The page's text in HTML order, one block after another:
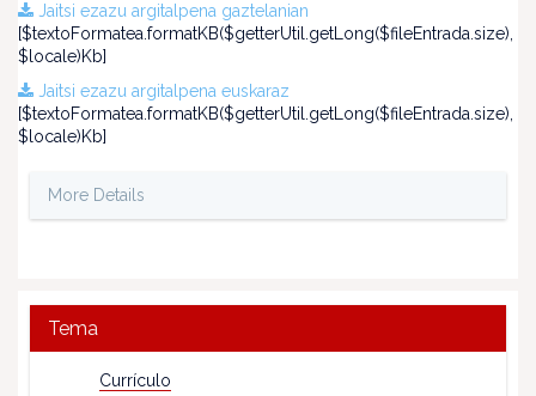
Jaitsi ezazu argitalpena gaztelanian
[$textoFormatea.formatKB($getterUtil.getLong($fileEntrada.size),
$locale)Kb]
Jaitsi ezazu argitalpena euskaraz
[$textoFormatea.formatKB($getterUtil.getLong($fileEntrada.size),
$locale)Kb]
More Details
Tema
Currículo